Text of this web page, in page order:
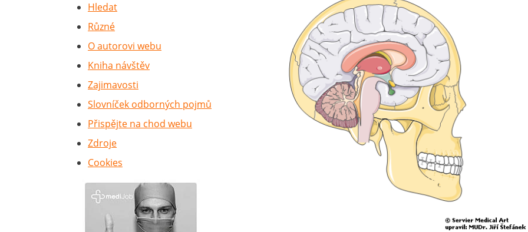
Hledat
Různé
O autorovi webu
Kniha návštěv
Zajimavosti
Slovníček odborných pojmů
Přispějte na chod webu
Zdroje
Cookies